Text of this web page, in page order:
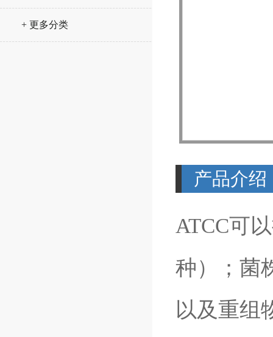
+ 更多分类
产品介绍
ATCC可
种）；菌
以及重组